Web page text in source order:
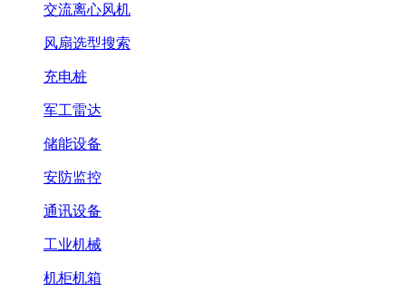
交流离心风机
风扇选型搜索
充电桩
军工雷达
储能设备
安防监控
通讯设备
工业机械
机柜机箱